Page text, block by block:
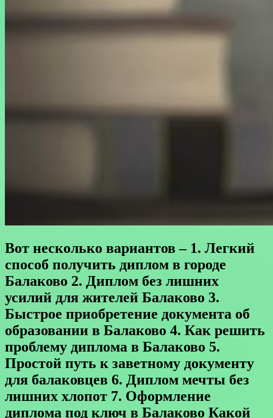
Вот несколько вариантов – 1. Легкий
способ получить диплом в городе
Балаково 2. Диплом без лишних
усилий для жителей Балаково 3.
Быстрое приобретение документа об
образовании в Балаково 4. Как решить
проблему диплома в Балаково 5.
Простой путь к заветному документу
для балаковцев 6. Диплом мечты без
лишних хлопот 7. Оформление
диплома под ключ в Балаково Какой